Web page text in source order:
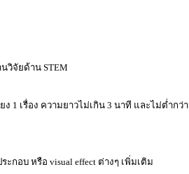
นวิจัยด้าน STEM
1 เรื่อง ความยาวไม่เกิน 3 นาที และไม่ต่ำกว่า
ระกอบ หรือ visual effect ต่างๆ เพิ่มเติม